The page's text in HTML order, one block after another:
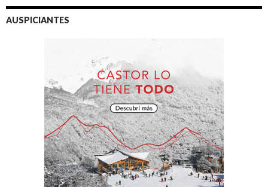
AUSPICIANTES